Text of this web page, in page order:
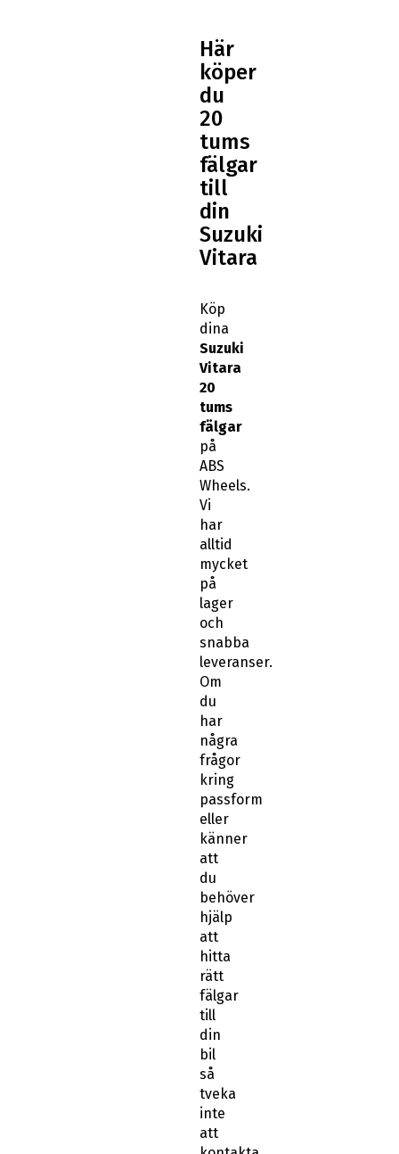
Här
köper
du
20
tums
fälgar
till
din
Suzuki
Vitara
Köp
dina
Suzuki
Vitara
20
tums
fälgar
på
ABS
Wheels.
Vi
har
alltid
mycket
på
lager
och
snabba
leveranser.
Om
du
har
några
frågor
kring
passform
eller
känner
att
du
behöver
hjälp
att
hitta
rätt
fälgar
till
din
bil
så
tveka
inte
att